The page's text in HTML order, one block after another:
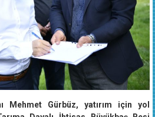
Dayalı İhtisas Büyükbaş Besi